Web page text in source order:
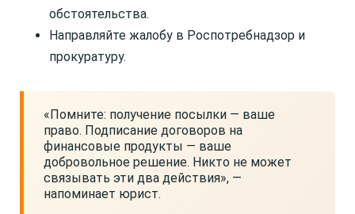
обстоятельства.
Направляйте жалобу в Роспотребнадзор и
прокуратуру.
«Помните: получение посылки — ваше
право. Подписание договоров на
финансовые продукты — ваше
добровольное решение. Никто не может
связывать эти два действия», —
напоминает юрист.